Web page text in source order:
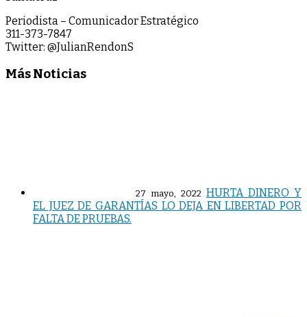
Periodista – Comunicador Estratégico
311-373-7847
Twitter: @JulianRendonS
Más Noticias
27 mayo, 2022 HURTA DINERO Y
EL JUEZ DE GARANTÍAS LO DEJA EN LIBERTAD POR
FALTA DE PRUEBAS.